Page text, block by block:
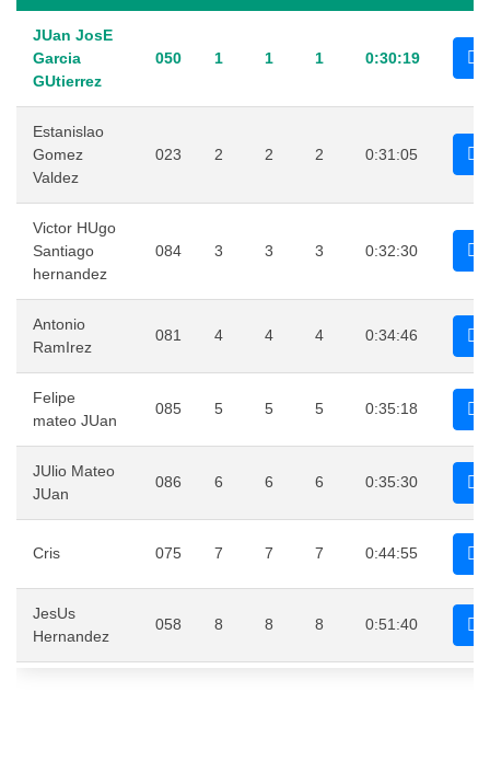
JUan JosE
Garcia
GUtierrez
050 1 1 1 0:30:19
Estanislao
Gomez
Valdez
023 2 2 2 0:31:05
Victor HUgo
Santiago
hernandez
084 3 3 3 0:32:30
Antonio
RamIrez
081 4 4 4 0:34:46
Felipe
mateo JUan
085 5 5 5 0:35:18
JUlio Mateo
JUan
086 6 6 6 0:35:30
Cris 075 7 7 7 0:44:55
JesUs
Hernandez
058 8 8 8 0:51:40